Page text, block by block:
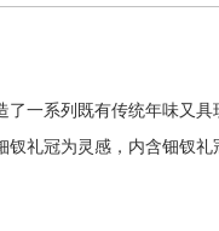
一系列既有传统年味又
礼冠为灵感，内含钿钗